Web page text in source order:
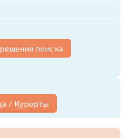
поиска
/ Курорты